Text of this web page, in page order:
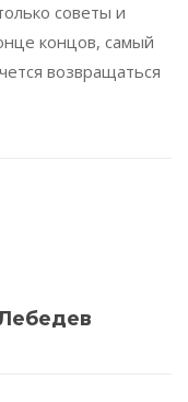
советы и
концов, самый
возвращаться